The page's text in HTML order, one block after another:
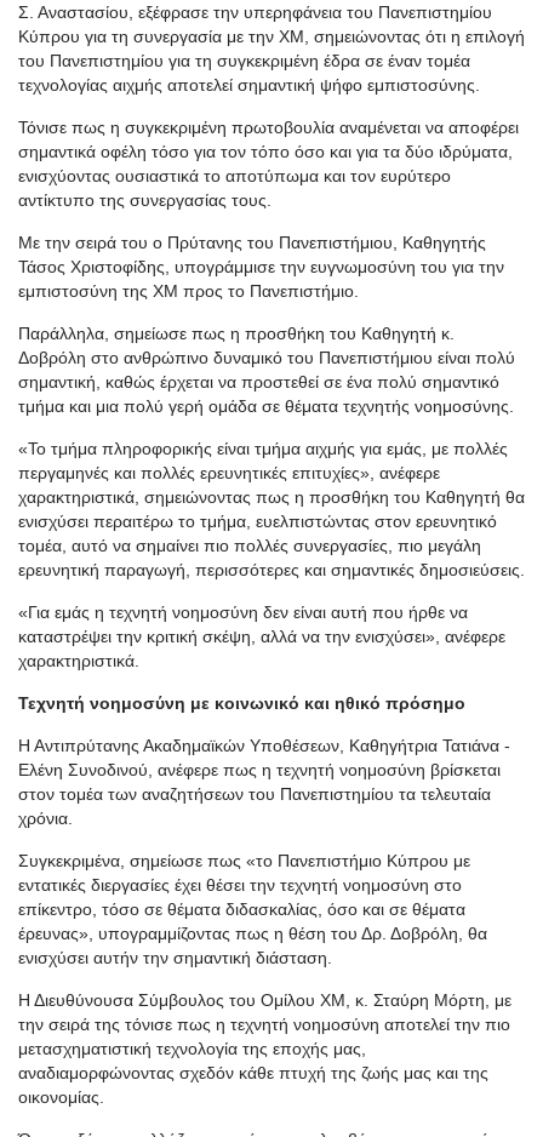
Σ. Αναστασίου, εξέφρασε την υπερηφάνεια του Πανεπιστημίου
Κύπρου για τη συνεργασία με την XM, σημειώνοντας ότι η επιλογή
του Πανεπιστημίου για τη συγκεκριμένη έδρα σε έναν τομέα
τεχνολογίας αιχμής αποτελεί σημαντική ψήφο εμπιστοσύνης.
Τόνισε πως η συγκεκριμένη πρωτοβουλία αναμένεται να αποφέρει
σημαντικά οφέλη τόσο για τον τόπο όσο και για τα δύο ιδρύματα,
ενισχύοντας ουσιαστικά το αποτύπωμα και τον ευρύτερο
αντίκτυπο της συνεργασίας τους.
Με την σειρά του ο Πρύτανης του Πανεπιστήμιου, Καθηγητής
Τάσος Χριστοφίδης, υπογράμμισε την ευγνωμοσύνη του για την
εμπιστοσύνη της XM προς το Πανεπιστήμιο.
Παράλληλα, σημείωσε πως η προσθήκη του Καθηγητή κ.
Δοβρόλη στο ανθρώπινο δυναμικό του Πανεπιστήμιου είναι πολύ
σημαντική, καθώς έρχεται να προστεθεί σε ένα πολύ σημαντικό
τμήμα και μια πολύ γερή ομάδα σε θέματα τεχνητής νοημοσύνης.
«Το τμήμα πληροφορικής είναι τμήμα αιχμής για εμάς, με πολλές
περγαμηνές και πολλές ερευνητικές επιτυχίες», ανέφερε
χαρακτηριστικά, σημειώνοντας πως η προσθήκη του Καθηγητή θα
ενισχύσει περαιτέρω το τμήμα, ευελπιστώντας στον ερευνητικό
τομέα, αυτό να σημαίνει πιο πολλές συνεργασίες, πιο μεγάλη
ερευνητική παραγωγή, περισσότερες και σημαντικές δημοσιεύσεις.
«Για εμάς η τεχνητή νοημοσύνη δεν είναι αυτή που ήρθε να
καταστρέψει την κριτική σκέψη, αλλά να την ενισχύσει», ανέφερε
χαρακτηριστικά.
Τεχνητή νοημοσύνη με κοινωνικό και ηθικό πρόσημο
Η Αντιπρύτανης Ακαδημαϊκών Υποθέσεων, Καθηγήτρια Τατιάνα -
Ελένη Συνοδινού, ανέφερε πως η τεχνητή νοημοσύνη βρίσκεται
στον τομέα των αναζητήσεων του Πανεπιστημίου τα τελευταία
χρόνια.
Συγκεκριμένα, σημείωσε πως «το Πανεπιστήμιο Κύπρου με
εντατικές διεργασίες έχει θέσει την τεχνητή νοημοσύνη στο
επίκεντρο, τόσο σε θέματα διδασκαλίας, όσο και σε θέματα
έρευνας», υπογραμμίζοντας πως η θέση του Δρ. Δοβρόλη, θα
ενισχύσει αυτήν την σημαντική διάσταση.
Η Διευθύνουσα Σύμβουλος του Ομίλου XM, κ. Σταύρη Μόρτη, με
την σειρά της τόνισε πως η τεχνητή νοημοσύνη αποτελεί την πιο
μετασχηματιστική τεχνολογία της εποχής μας,
αναδιαμορφώνοντας σχεδόν κάθε πτυχή της ζωής μας και της
οικονομίας.